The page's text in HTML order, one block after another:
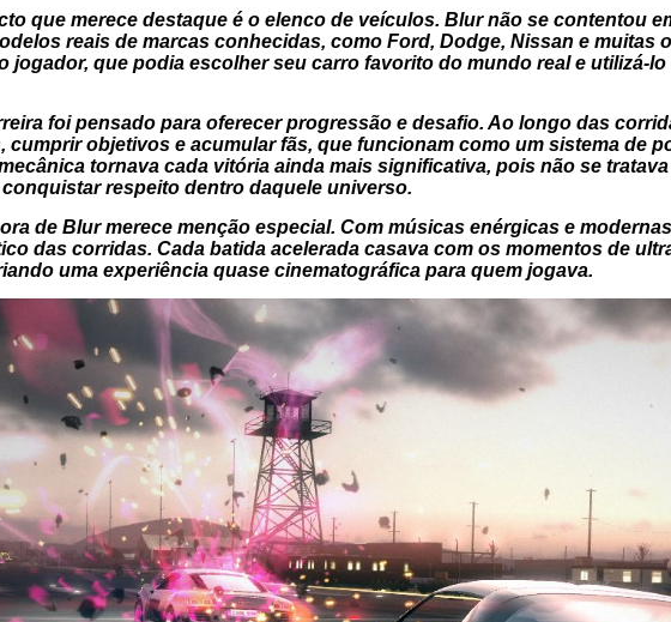
que merece destaque é o elenco de veículos. Blurnão se contentou
reais de marcas conhecidas, como Ford, Dodge, Nissan e muitas
jogador, que podia escolher seu carro favorito do mundo real e utilizá-
foi pensado para oferecer progressão e desafio. Ao longo das
cumprir objetivos e acumular fãs, que funcionam como um sistema de
tornava cada vitória ainda mais significativa, pois não se
respeito dentro daquele universo.
de Blurmerece menção especial. Com músicas enérgicas e
das corridas. Cada batida acelerada casava com os momentos de
uma experiência quase cinematográfica para quem jogava.